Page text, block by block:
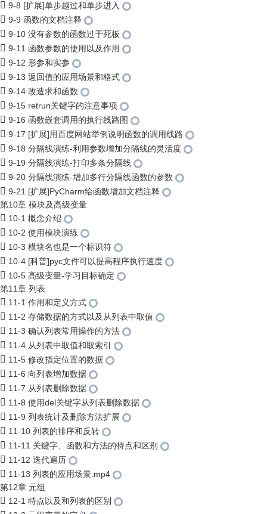
9-8 [扩展]单步越过和单步进入
9-9 函数的文档注释
9-10 没有参数的函数过于死板
9-11 函数参数的使用以及作用
9-12 形参和实参
9-13 返回值的应用场景和格式
9-14 改造求和函数
9-15 retrun关键字的注意事项
9-16 函数嵌套调用的执行线路图
9-17 [扩展]用百度网站举例说明函数的调用线路
9-18 分隔线演练-利用参数增加分隔线的灵活度
9-19 分隔线演练-打印多条分隔线
9-20 分隔线演练-增加多行分隔线函数的参数
9-21 [扩展]PyCharm给函数增加文档注释
第10章 模块及高级变量
10-1 概念介绍
10-2 使用模块演练
10-3 模块名也是一个标识符
10-4 [科普]pyc文件可以提高程序执行速度
10-5 高级变量-学习目标确定
第11章 列表
11-1 作用和定义方式
11-2 存储数据的方式以及从列表中取值
11-3 确认列表常用操作的方法
11-4 从列表中取值和取索引
11-5 修改指定位置的数据
11-6 向列表增加数据
11-7 从列表删除数据
11-8 使用del关键字从列表删除数据
11-9 列表统计及删除方法扩展
11-10 列表的排序和反转
11-11 关键字、函数和方法的特点和区别
11-12 迭代遍历
11-13 列表的应用场景.mp4
第12章 元组
12-1 特点以及和列表的区别